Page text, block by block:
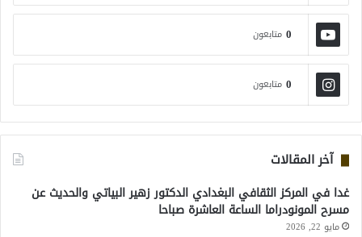
0 متابعون
0 متابعون
آخر المقالات
غدا في المركز الثقافي البغدادي الدكتور زهير البياتي والحديث عن
مسرح المونودراما الساعة العاشرة صباحا
مايو 22, 2026